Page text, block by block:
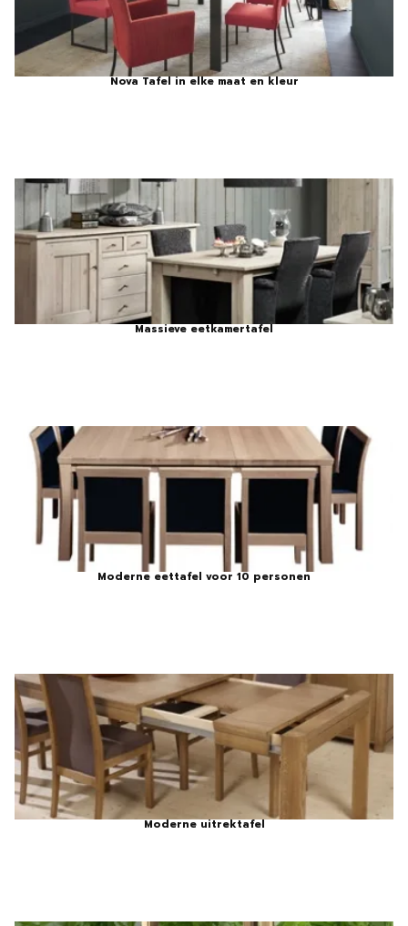
Nova Tafel in elke maat en kleur
Massieve eetkamertafel
Moderne eettafel voor 10 personen
Moderne uitrektafel